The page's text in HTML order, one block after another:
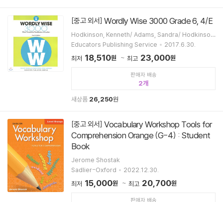
[중고 외서] Wordly Wise 3000 Grade 6, 4/E
Hodkinson, Kenneth/ Adams, Sandra/ Hodkinson,
Erica/ Educators Publishing Service (COR)
Educators Publishing Service
2017.6.30.
최저 18,510원 최고 23,000원
판매자 배송
2
새상품 26,250원
[중고 외서] Vocabulary Workshop Tools for
Comprehension Orange (G-4) : Student
Book
Jerome Shostak
Sadlier-Oxford
2022.12.30.
최저 15,000원 최고 20,700원
판매자 배송